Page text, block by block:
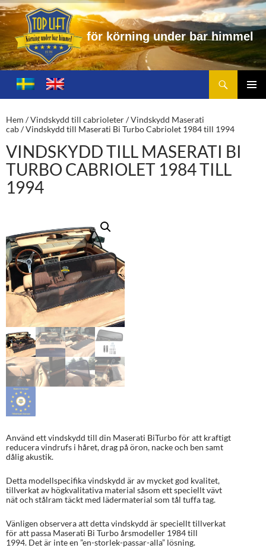
örning under bar himme
Toplift.se – för körning under bar himmel
HOPPA
TILL
Hem /Vindskydd till cabrioleter/Vindskydd Maserati
cab/ Vindskydd till Maserati Bi Turbo Cabriolet 1984 till 1994
VINDSKYDD TILL MASERATI BI
TURBO CABRIOLET 1984 TILL
1994
Använd ett vindskydd till din Maserati BiTurbo för att kraftigt
reducera vindrufs i håret, drag på öron, nacke och ben samt
dålig akustik.
Detta modellspecifika vindskydd är av mycket god kvalitet,
tillverkat av högkvalitativa material såsom ett speciellt vävt
nät och stålram täckt med lädermaterial som tål tuffa tag.
Vänligen observera att detta vindskydd är speciellt tillverkat
för att passa Maserati Bi Turbo årsmodeller 1984 till
1994. Det är inte en ”en-storlek-passar-alla” lösning.